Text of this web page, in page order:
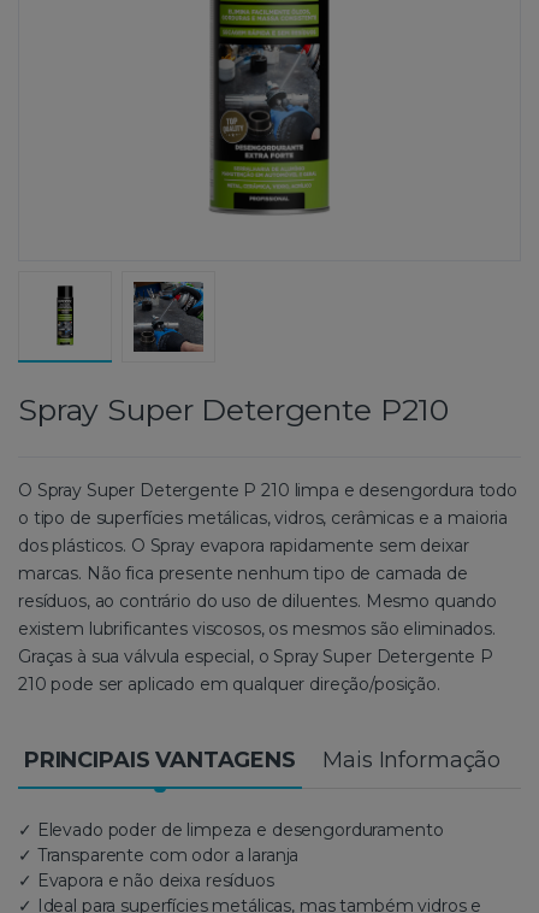
Spray Super Detergente P210
O Spray Super Detergente P 210 limpa e desengordura todo
o tipo de superfícies metálicas, vidros, cerâmicas e a maioria
dos plásticos. O Spray evapora rapidamente sem deixar
marcas. Não fica presente nenhum tipo de camada de
resíduos, ao contrário do uso de diluentes. Mesmo quando
existem lubrificantes viscosos, os mesmos são eliminados.
Graças à sua válvula especial, o Spray Super Detergente P
210 pode ser aplicado em qualquer direção/posição.
PRINCIPAIS VANTAGENS Mais Informação
✓ Elevado poder de limpeza e desengorduramento
✓ Transparente com odor a laranja
✓ Evapora e não deixa resíduos
✓ Ideal para superfícies metálicas, mas também vidros e